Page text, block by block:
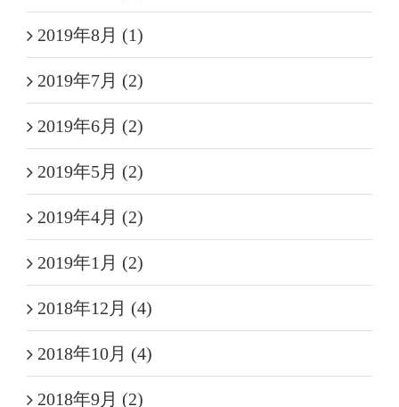
2019年8月 (1)
2019年7月 (2)
2019年6月 (2)
2019年5月 (2)
2019年4月 (2)
2019年1月 (2)
2018年12月 (4)
2018年10月 (4)
2018年9月 (2)